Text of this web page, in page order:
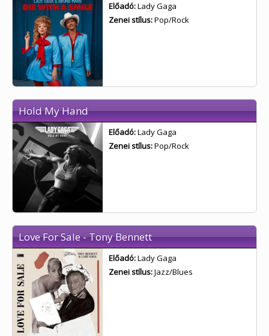
Előadó:Lady Gaga
Zenei stílus:Pop/Rock
Hold My Hand
Előadó:Lady Gaga
Zenei stílus:Pop/Rock
Love For Sale - Tony Bennett
Előadó:Lady Gaga
Zenei stílus:Jazz/Blues